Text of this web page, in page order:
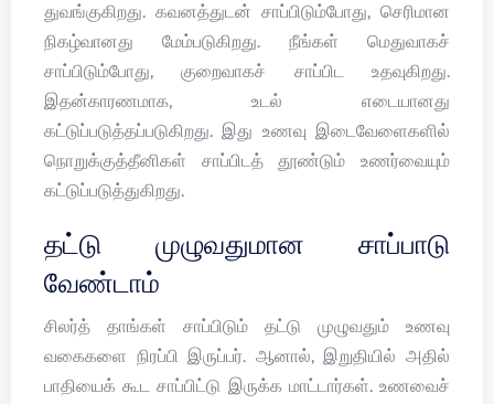
துவங்குகிறது. கவனத்துடன் சாப்பிடும்போது, செரிமான
நிகழ்வானது மேம்படுகிறது. நீங்கள் மெதுவாகச்
சாப்பிடும்போது, குறைவாகச் சாப்பிட உதவுகிறது.
இதன்காரணமாக, உடல் எடையானது
கட்டுப்படுத்தப்படுகிறது. இது உணவு இடைவேளைகளில்
நொறுக்குத்தீனிகள் சாப்பிடத் தூண்டும் உணர்வையும்
கட்டுப்படுத்துகிறது.
தட்டு முழுவதுமான சாப்பாடு
வேண்டாம்
சிலர்த் தாங்கள் சாப்பிடும் தட்டு முழுவதும் உணவு
வகைகளை நிரப்பி இருப்பர். ஆனால், இறுதியில் அதில்
பாதியைக் கூட சாப்பிட்டு இருக்க மாட்டார்கள். உணவைச்